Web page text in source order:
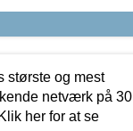
største og mest
netværk på 30
her for at se